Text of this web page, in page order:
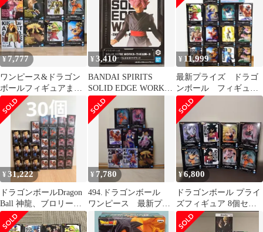
THE出陣-8【10日以内
発送】
¥7,777
ワンピース&ドラゴン
ボールフィギュアまと
め売り(8体セット)
¥3,410
BANDAI SPIRITS
SOLID EDGE WORKS
THE 出陣 8 超サイヤ人
ロゼゴクウブラック
¥ 11,999
最新プライズ ドラゴ
ンボール フィギュ
ア 14体セット
¥31,222
ドラゴンボールDragon
Ball 神龍、ブロリー等
最新フィギュア 30点
¥ 7,780
494.ドラゴンボール
ワンピース 最新プラ
イズ ８体セット
¥6,800
ドラゴンボール プライ
ズフィギュア 8個セッ
ト